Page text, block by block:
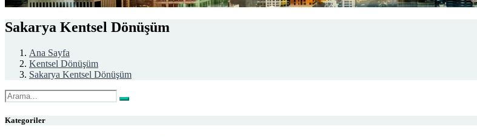
Sakarya Kentsel Dönüşüm
Ana Sayfa
Kentsel Dönüşüm
Sakarya Kentsel Dönüşüm
Kategoriler